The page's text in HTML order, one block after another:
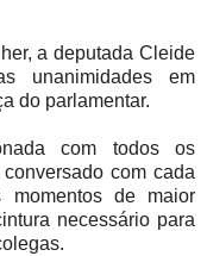
a deputada Cleide
unanimidades em
do parlamentar.
com todos os
com cada
de maior
necessário para